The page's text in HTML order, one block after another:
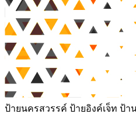
ป้ายนครสวรรค์ ป้ายอิงค์เจ็ท ป้